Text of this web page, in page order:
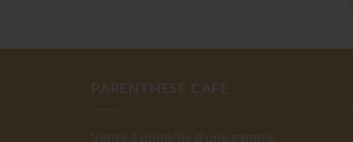
PARENTHESE CAFÉ
Vente à domicile d’une gamme